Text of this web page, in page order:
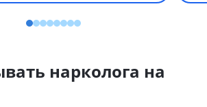
нарколога на